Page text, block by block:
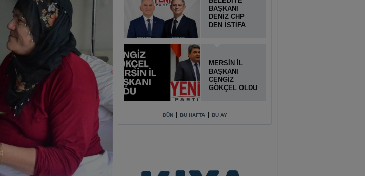
BAŞKANI
DENİZ CHP
DEN İSTİFA
MERSİN İL
BAŞKANI
CENGİZ
GÖKÇEL OLDU
DÜN BU HAFTA BU AY